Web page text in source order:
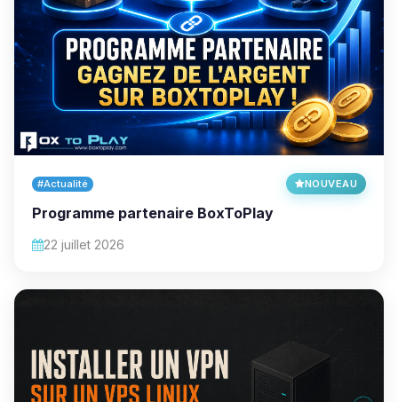
#Actualité NOUVEAU
Programme partenaire BoxToPlay
22 juillet 2026